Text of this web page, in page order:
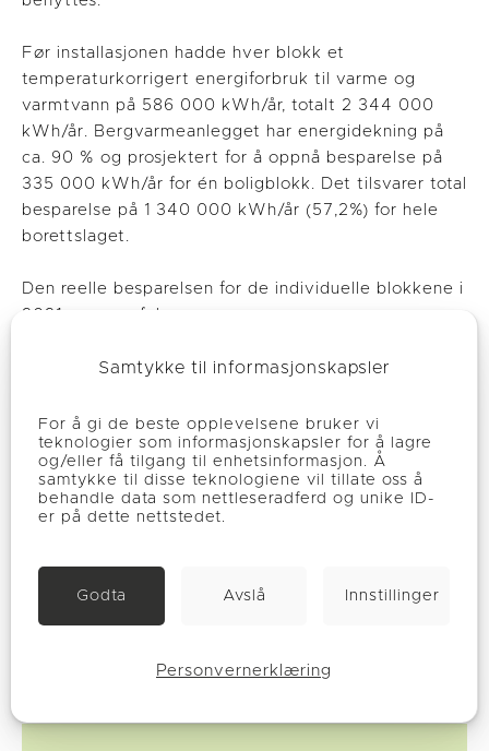
Før installasjonen hadde hver blokk et
temperaturkorrigert energiforbruk til varme og
varmtvann på 586 000 kWh/år, totalt 2 344 000
kWh/år. Bergvarmeanlegget har energidekning på
ca. 90 % og prosjektert for å oppnå besparelse på
335 000 kWh/år for én boligblokk. Det tilsvarer total
besparelse på 1 340 000 kWh/år (57,2%) for hele
borettslaget.
Den reelle besparelsen for de individuelle blokkene i
2021 var som følger:
Betzy Kjelsbergsvei 7: 197 738 kWh tilført
energi, besparelse på 390 543 kWh (66,6%)
Betzy Kjelsbergsvei 13: 220 395 kWh tilført
energi, besparelse på 365 605 kWh (62,4%)
Betzy Kjelsbergsvei 15: 204 154 kWh tilført
I 2021 sparte Lillo Terrasse Borettslag totalt
altså spart 186 256 kWh (ca. 14%) mer enn forventet.
Samtykke til informasjonskapsler
For å gi de beste opplevelsene bruker vi
teknologier som informasjonskapsler for å lagre
og/eller få tilgang til enhetsinformasjon. Å
samtykke til disse teknologiene vil tillate oss å
behandle data som nettleseradferd og unike ID-
er på dette nettstedet.
Godta Avslå Innstillinger
Personvernerklæring